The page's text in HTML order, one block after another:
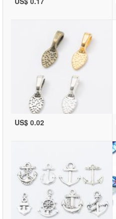
US$ 0.02